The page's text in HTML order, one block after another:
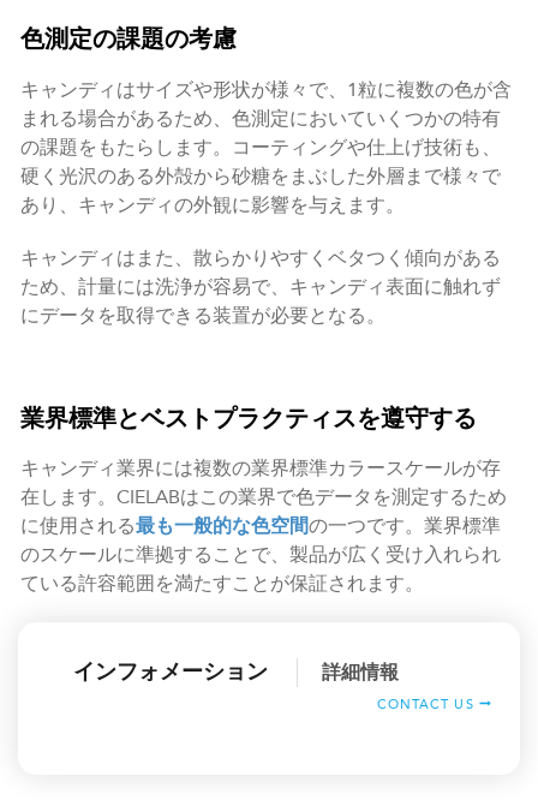
色測定の課題の考慮
キャンディはサイズや形状が様々で、1粒に複数の色が含
まれる場合があるため、色測定においていくつかの特有
の課題をもたらします。コーティングや仕上げ技術も、
硬く光沢のある外殻から砂糖をまぶした外層まで様々で
あり、キャンディの外観に影響を与えます。
キャンディはまた、散らかりやすくベタつく傾向がある
ため、計量には洗浄が容易で、キャンディ表面に触れず
にデータを取得できる装置が必要となる。
業界標準とベストプラクティスを遵守する
キャンディ業界には複数の業界標準カラースケールが存
在します。CIELABはこの業界で色データを測定するため
に使用される最も一般的な色空間の一つです。業界標準
のスケールに準拠することで、製品が広く受け入れられ
ている許容範囲を満たすことが保証されます。
インフォメーション 詳細情報
CONTACT US